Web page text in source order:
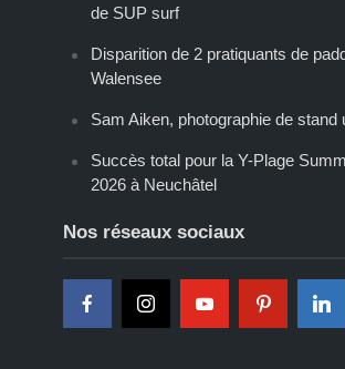
de SUP surf
Disparition de 2 pratiquants de
Walensee
Sam Aiken, photographie de stand
Succès total pour la Y-Plage
2026 à Neuchâtel
Nos réseaux sociaux